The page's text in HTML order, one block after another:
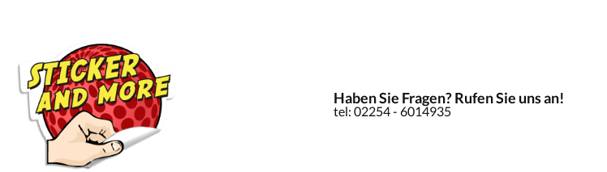
Haben Sie Fragen? Rufen Sie uns an!
tel: 02254 - 6014935